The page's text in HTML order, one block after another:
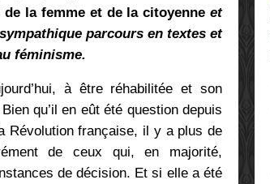
la femme et de la citoyenne et
parcours en textes et
féminisme.
à être réhabilitée et son
qu’il en eût été question depuis
Révolution française, il y a plus de
de ceux qui, en majorité,
de décision. Et si elle a été